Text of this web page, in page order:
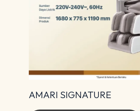
AMARI SIGNATURE